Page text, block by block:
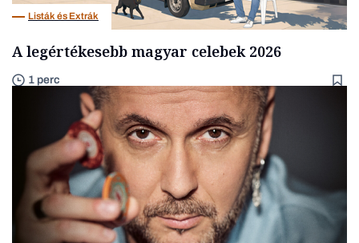
Listák és Extrák
A legértékesebb magyar celebek 2026
1 perc